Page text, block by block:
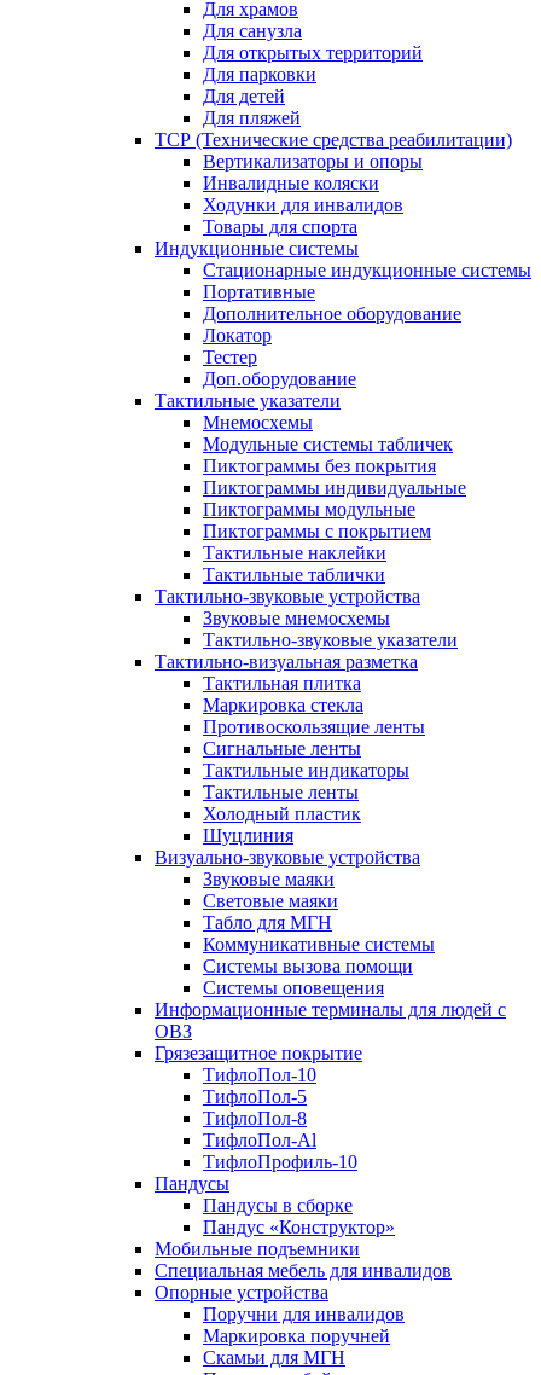
Для храмов
Для санузла
Для открытых территорий
Для парковки
Для детей
Для пляжей
ТСР (Технические средства реабилитации)
Вертикализаторы и опоры
Инвалидные коляски
Ходунки для инвалидов
Товары для спорта
Индукционные системы
Стационарные индукционные системы
Портативные
Дополнительное оборудование
Локатор
Тестер
Доп.оборудование
Тактильные указатели
Мнемосхемы
Модульные системы табличек
Пиктограммы без покрытия
Пиктограммы индивидуальные
Пиктограммы модульные
Пиктограммы с покрытием
Тактильные наклейки
Тактильные таблички
Тактильно-звуковые устройства
Звуковые мнемосхемы
Тактильно-звуковые указатели
Тактильно-визуальная разметка
Тактильная плитка
Маркировка стекла
Противоскользящие ленты
Сигнальные ленты
Тактильные индикаторы
Тактильные ленты
Холодный пластик
Шуцлиния
Визуально-звуковые устройства
Звуковые маяки
Световые маяки
Табло для МГН
Коммуникативные системы
Системы вызова помощи
Системы оповещения
Информационные терминалы для людей с
ОВЗ
Грязезащитное покрытие
ТифлоПол-10
ТифлоПол-5
ТифлоПол-8
ТифлоПол-Al
ТифлоПрофиль-10
Пандусы
Пандусы в сборке
Пандус «Конструктор»
Мобильные подъемники
Специальная мебель для инвалидов
Опорные устройства
Поручни для инвалидов
Маркировка поручней
Скамьи для МГН